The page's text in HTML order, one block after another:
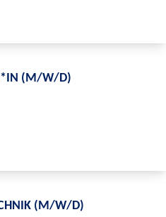
(M/W/D)
(M/W/D)